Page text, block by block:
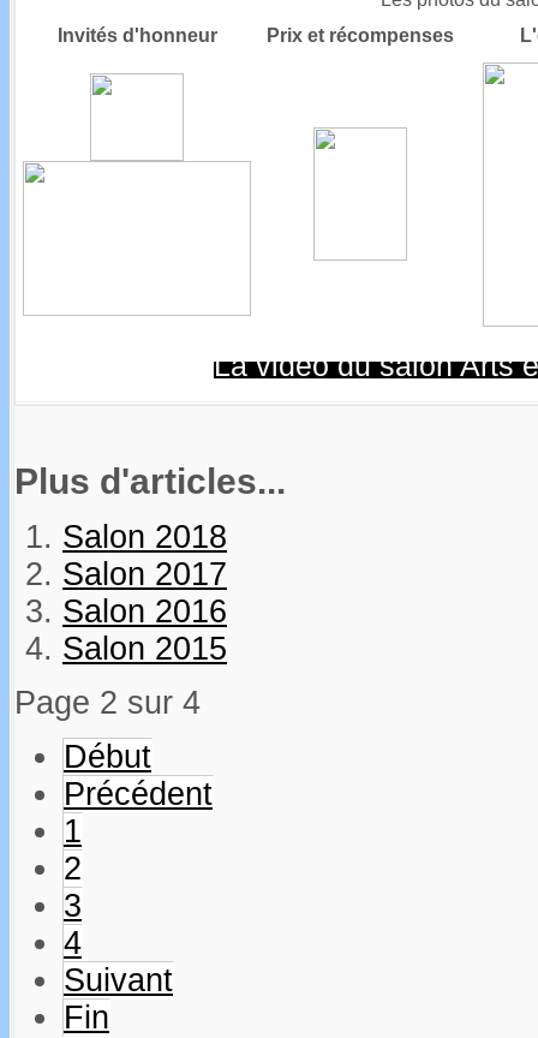
Invités d'honneur
Prix et récompenses
La vidéo du salon Arts
Plus d'articles...
Salon 2018
Salon 2017
Salon 2016
Salon 2015
Page 2 sur 4
Début
Précédent
1
2
3
4
Suivant
Fin